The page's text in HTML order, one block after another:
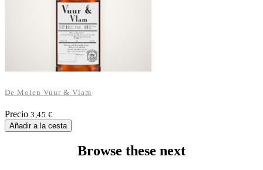
De Molen Vuur & Vlam
Precio 3,45 €
Añadir a la cesta
Browse these next